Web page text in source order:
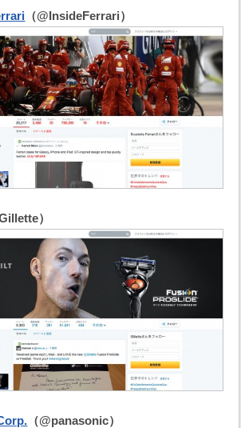
（@InsideFerrari）
）
（@panasonic）